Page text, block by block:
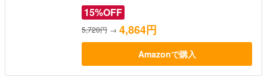
15%OFF
5,720円 → 4,864円
Amazonで購入